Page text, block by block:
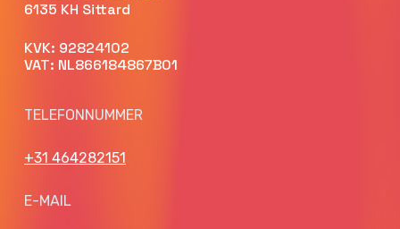
6135 KH Sittard
KVK: 92824102
VAT: NL866184867B01
TELEFONNUMMER
+31 464282151
E-MAIL